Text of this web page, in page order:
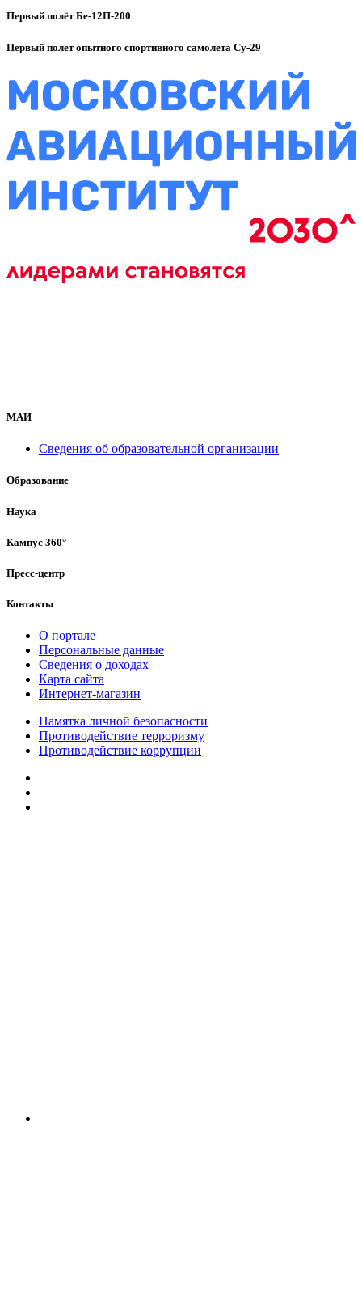
Первый полёт Бе-12П-200
Первый полет опытного спортивного самолета Су-29
МАИ
Сведения об образовательной организации
Образование
Наука
Кампус 360°
Пресс-центр
Контакты
О портале
Персональные данные
Сведения о доходах
Карта сайта
Интернет-магазин
Памятка личной безопасности
Противодействие терроризму
Противодействие коррупции